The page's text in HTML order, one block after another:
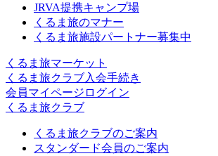
JRVA提携キャンプ場
くるま旅のマナー
くるま旅施設パートナー募集中
くるま旅マーケット
くるま旅クラブ入会手続き
会員マイページログイン
くるま旅クラブ
くるま旅クラブのご案内
スタンダード会員のご案内